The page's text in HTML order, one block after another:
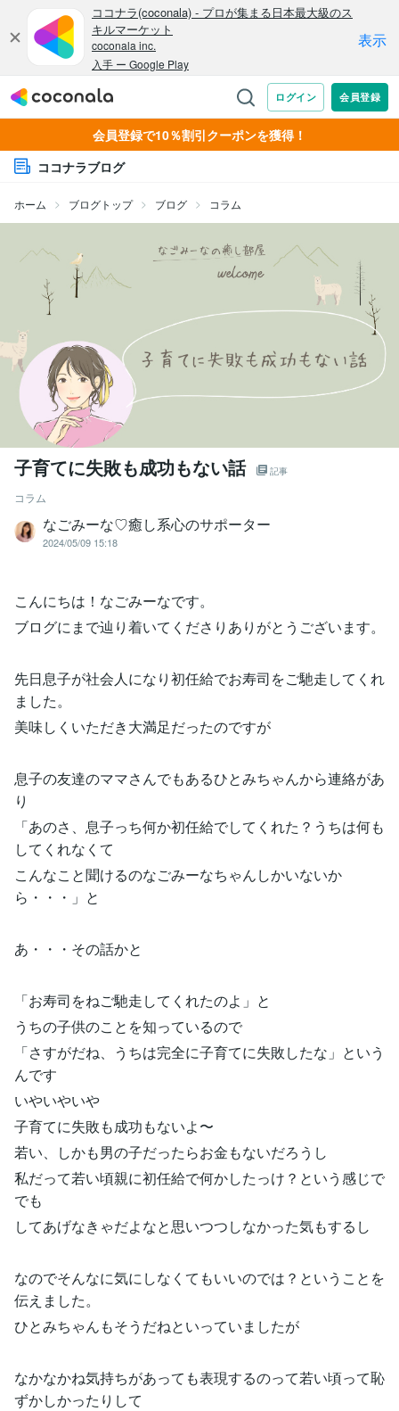
会員登録で10％割引クーポンを獲得！
ココナラブログ
ホーム ブログトップ ブログ コラム
子育てに失敗も成功もない話 記事
コラム
なごみーな♡癒し系心のサポーター
2024/05/09 15:18
こんにちは！なごみーなです。
ブログにまで辿り着いてくださりありがとうございます。
先日息子が社会人になり初任給でお寿司をご馳走してくれ
ました。
美味しくいただき大満足だったのですが
息子の友達のママさんでもあるひとみちゃんから連絡があ
り
「あのさ、息子っち何か初任給でしてくれた？うちは何も
してくれなくて
こんなこと聞けるのなごみーなちゃんしかいないか
ら・・・」と
あ・・・その話かと
「お寿司をねご馳走してくれたのよ」と
うちの子供のことを知っているので
「さすがだね、うちは完全に子育てに失敗したな」という
んです
いやいやいや
子育てに失敗も成功もないよ〜
若い、しかも男の子だったらお金もないだろうし
私だって若い頃親に初任給で何かしたっけ？という感じで
でも
してあげなきゃだよなと思いつつしなかった気もするし
なのでそんなに気にしなくてもいいのでは？ということを
伝えました。
ひとみちゃんもそうだねといっていましたが
なかなかね気持ちがあっても表現するのって若い頃って恥
ずかしかったりして